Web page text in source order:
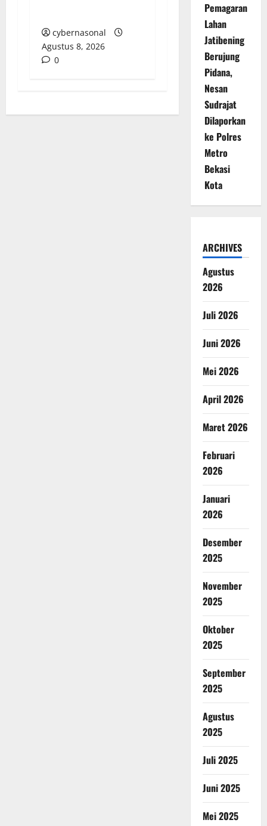
cybernasonal
Agustus 8, 2026
0
Pemagaran
Lahan
Jatibening
Berujung
Pidana,
Nesan
Sudrajat
Dilaporkan
ke Polres
Metro
Bekasi
Kota
ARCHIVES
Agustus
2026
Juli 2026
Juni 2026
Mei 2026
April 2026
Maret 2026
Februari
2026
Januari
2026
Desember
2025
November
2025
Oktober
2025
September
2025
Agustus
2025
Juli 2025
Juni 2025
Mei 2025